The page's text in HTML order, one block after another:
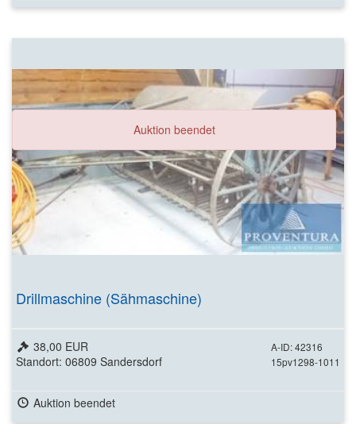
Auktion beendet
Drillmaschine (Sähmaschine)
A-ID: 42316
15pv1298-1011
38,00 EUR
Standort: 06809 Sandersdorf
Auktion beendet